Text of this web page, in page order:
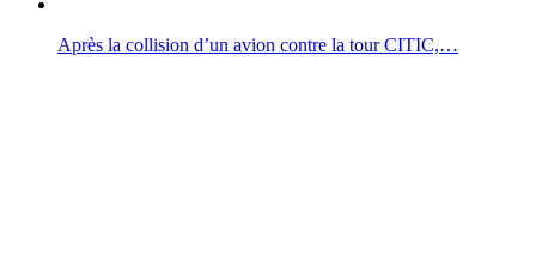
Après la collision d’un avion contre la tour CITIC,…